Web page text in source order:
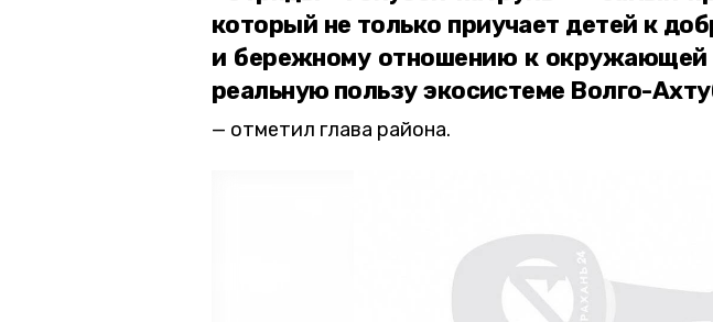
который не только приучает детей к
и бережному отношению к окружающей
реальную пользу экосистеме Волго-
отметил глава района.